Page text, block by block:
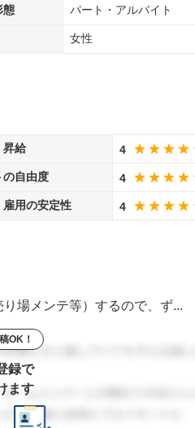
態 パート・アルバイト
女性
昇給 4
の自由度 4
雇用の安定性 4
場メンテ等）するので、ず...
OK！
録で
ます